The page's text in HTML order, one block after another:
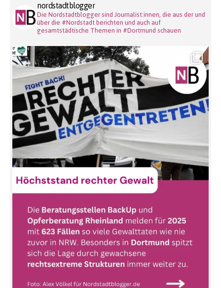
nordstadtblogger
Die Nordstadtblogger sind Journalist:innen, die aus der und
über die #Nordstadt berichten und auch auf
gesamtstädtische Themen in #Dortmund schauen